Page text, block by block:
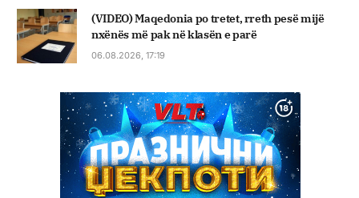
(VIDEO) Maqedonia po tretet, rreth pesë mijë
nxënës më pak në klasën e parë
06.08.2026, 17:19